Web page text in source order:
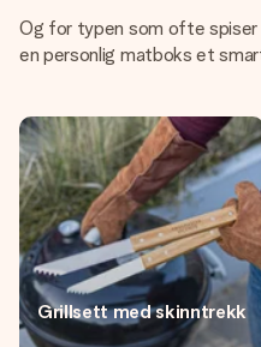
Og for typen som ofte
en personlig matboks et
Grillsett med skinntrekk